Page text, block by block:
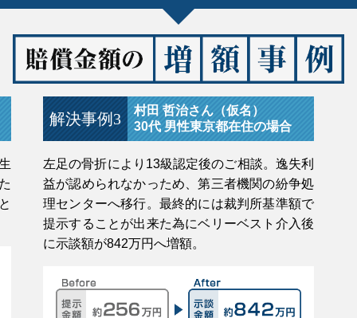
解決事例3
村田 哲治さん（仮名）
30代 男性東京都在住の場合
左足の骨折により13級認定後のご相談。逸失利
益が認められなかっため、第三者機関の紛争処
理センターへ移行。最終的には裁判所基準額で
提示することが出来た為にベリーベスト介入後
に示談額が842万円へ増額。